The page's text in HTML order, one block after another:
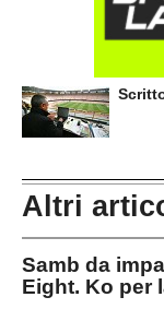
Altri
Samb da
Eight. Ko per